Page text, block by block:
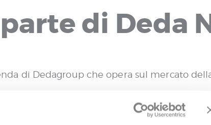
di Deda
di Dedagroup che opera sul mercato
settore degli appalti e delle opere